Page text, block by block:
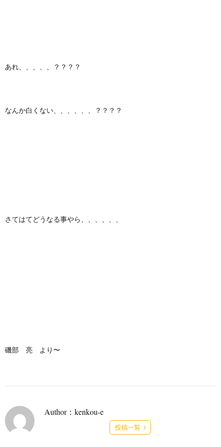
あれ、、、、、？？？？
なんか白くない、、、、、、？？？？
さてはてどうなる事やら、、、、、、
磯部 亮 より〜
Author：kenkou-e
投稿一覧